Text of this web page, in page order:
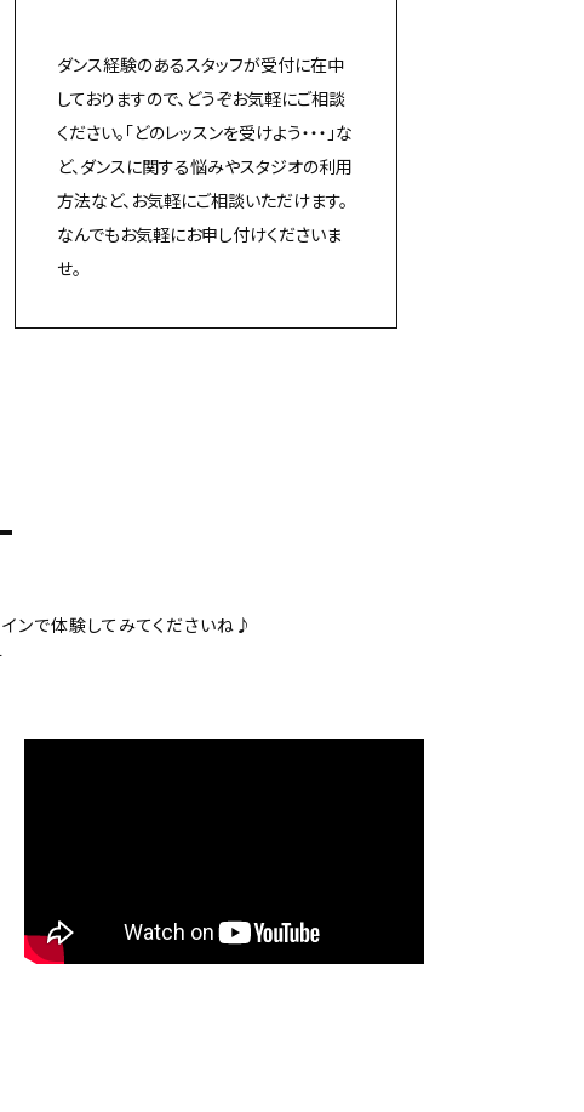
ダンス経験のあるスタッフが受付に在中
しておりますので、どうぞお気軽にご相談
ください。「どのレッスンを受けよう・・・」な
ど、ダンスに関する悩みやスタジオの利用
方法など、お気軽にご相談いただけます。
なんでもお気軽にお申し付けくださいま
せ。
ンで体験してみてくださいね♪